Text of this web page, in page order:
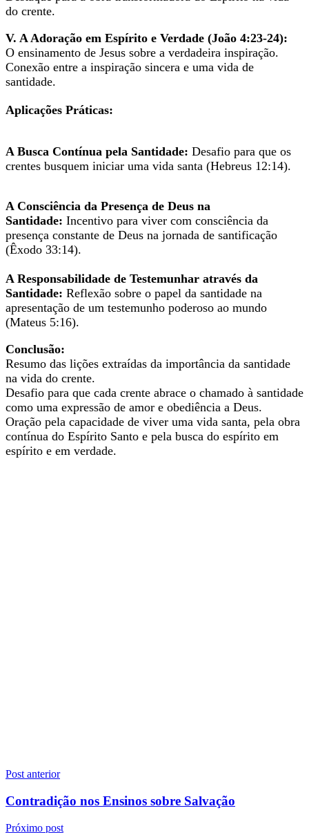
do crente.
V. A Adoração em Espírito e Verdade (João 4:23-24):
O ensinamento de Jesus sobre a verdadeira inspiração.
Conexão entre a inspiração sincera e uma vida de
santidade.
Aplicações Práticas:
A Busca Contínua pela Santidade: Desafio para que os
crentes busquem iniciar uma vida santa (Hebreus 12:14).
A Consciência da Presença de Deus na
Santidade: Incentivo para viver com consciência da
presença constante de Deus na jornada de santificação
(Êxodo 33:14).
A Responsabilidade de Testemunhar através da
Santidade: Reflexão sobre o papel da santidade na
apresentação de um testemunho poderoso ao mundo
(Mateus 5:16).
Conclusão:
Resumo das lições extraídas da importância da santidade
na vida do crente.
Desafio para que cada crente abrace o chamado à santidade
como uma expressão de amor e obediência a Deus.
Oração pela capacidade de viver uma vida santa, pela obra
contínua do Espírito Santo e pela busca do espírito em
espírito e em verdade.
Navegação
de
Post anterior
Contradição nos Ensinos sobre Salvação
Próximo post